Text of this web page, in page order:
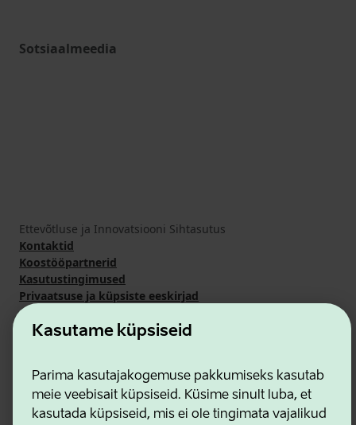
Kasutame küpsiseid
Parima kasutajakogemuse pakkumiseks kasutab
meie veebisait küpsiseid. Küsime sinult luba, et
kasutada küpsiseid, mis ei ole tingimata vajalikud
Sotsiaalmeedia
Ettevõtluse ja Innovatsiooni Sihtasutus
Kontaktid
Koostööpartnerid
Kasutustingimused
Privaatsuse ja küpsiste eeskirjad